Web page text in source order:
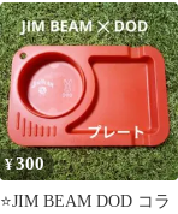
¥300
⭐️JIM BEAM DOD コラ